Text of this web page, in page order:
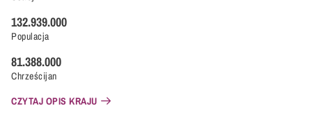
Populacja
132.939.000
Chrześcijan
81.388.000
CZYTAJ OPIS KRAJU